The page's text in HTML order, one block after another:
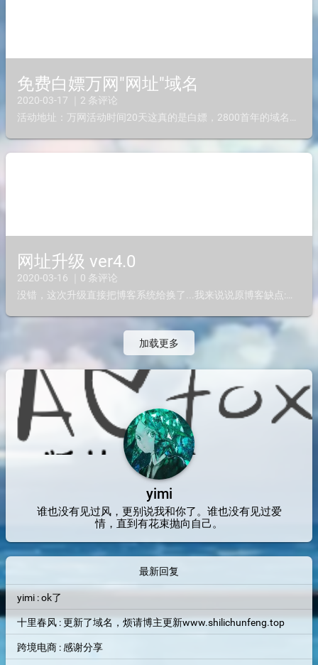
免费白嫖万网"网址"域名
2020-03-17 ｜2 条评论
网址升级 ver4.0
2020-03-16 ｜0 条评论
加载更多
yimi
谁也没有见过风，更别说我和你了。谁也没有见过爱
情，直到有花束抛向自己。
最新回复
yimi : ok了
十里春风 : 更新了域名，烦请博主更新www.shilichunfeng.top
跨境电商 : 感谢分享